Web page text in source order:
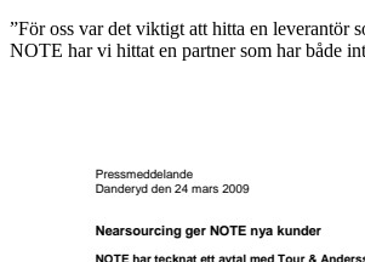
”För oss var det viktigt att hitta en leverantör
NOTE har vi hittat en partner som har både